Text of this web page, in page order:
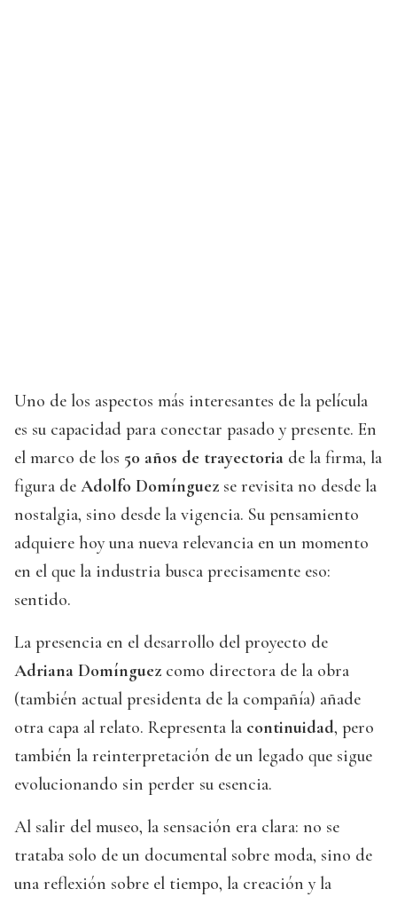
Uno de los aspectos más interesantes de la película
es su capacidad para conectar pasado y presente. En
el marco de los 50 años de trayectoria de la firma, la
figura de Adolfo Domínguez se revisita no desde la
nostalgia, sino desde la vigencia. Su pensamiento
adquiere hoy una nueva relevancia en un momento
en el que la industria busca precisamente eso:
sentido.
La presencia en el desarrollo del proyecto de
Adriana Domínguez como directora de la obra
(también actual presidenta de la compañía) añade
otra capa al relato. Representa la continuidad, pero
también la reinterpretación de un legado que sigue
evolucionando sin perder su esencia.
Al salir del museo, la sensación era clara: no se
trataba solo de un documental sobre moda, sino de
una reflexión sobre el tiempo, la creación y la